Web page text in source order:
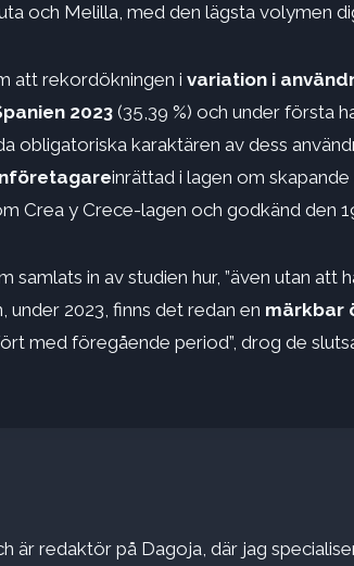
och Melilla, med den lägsta volymen
att rekordökningen i variation i
2023 (35,39 %) och under första
obligatoriska karaktären av dess
inrättad i lagen om
Crea y Crece-lagen och godkänd den
samlats in av studien hur, ”även utan att
2023, finns det redan en märkbar
med föregående period”, drog de
är redaktör på Dagoja, där jag